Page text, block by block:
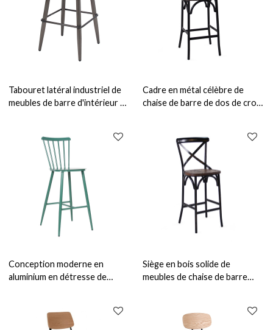
Tabouret latéral industriel de
meubles de barre d'intérieur de
restaurant
Cadre en métal célèbre de
chaise de barre de dos de croix
barre de siège pour le
restaurant et la barre
Conception moderne en
aluminium en détresse de
Siège en bois solide de
meubles de chaise de barre
65cm et 75cm